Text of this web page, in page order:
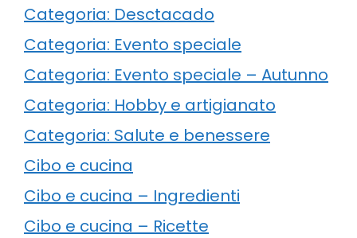
Categoria: Desctacado
Categoria: Evento speciale
Categoria: Evento speciale – Autunno
Categoria: Hobby e artigianato
Categoria: Salute e benessere
Cibo e cucina
Cibo e cucina – Ingredienti
Cibo e cucina – Ricette